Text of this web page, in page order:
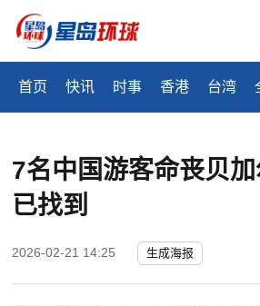
首页 快讯 时事 香港 台湾
7名中国游客命丧贝
已找到
2026-02-21 14:25 生成海报